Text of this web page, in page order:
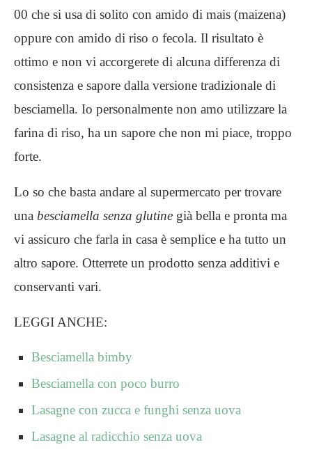
00 che si usa di solito con amido di mais (maizena)
oppure con amido di riso o fecola. Il risultato è
ottimo e non vi accorgerete di alcuna differenza di
consistenza e sapore dalla versione tradizionale di
besciamella. Io personalmente non amo utilizzare la
farina di riso, ha un sapore che non mi piace, troppo
forte.
Lo so che basta andare al supermercato per trovare
una besciamella senza glutine già bella e pronta ma
vi assicuro che farla in casa è semplice e ha tutto un
altro sapore. Otterrete un prodotto senza additivi e
conservanti vari.
LEGGI ANCHE:
Besciamella bimby
Besciamella con poco burro
Lasagne con zucca e funghi senza uova
Lasagne al radicchio senza uova